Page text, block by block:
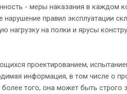
- меры наказания в каждом
правил эксплуатации
нагрузку на полки и ярусы
проектированием,
информация, в том числе о
того, она может быть